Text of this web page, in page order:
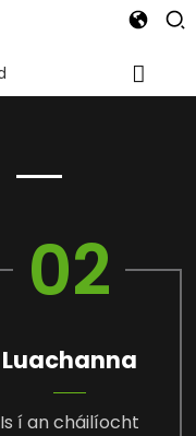
02
Luachanna
Is í an cháilíocht